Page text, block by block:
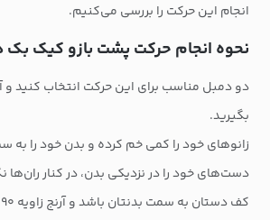
انجام این حرکت را بررسی می‌کنیم.
نحوه انجام حرکت پشت بازو کیک بک
دو دمبل مناسب برای این حرکت انتخاب کنید و
بگیرید.
زانوهای خود را کمی خم کرده و بدن خود را به
دست‌های خود را در نزدیکی بدن، در کنار ران‌ها
کف دستان به سمت بدنتان باشد و آرنج زاویه ۹۰ درجه تشکیل دهد.